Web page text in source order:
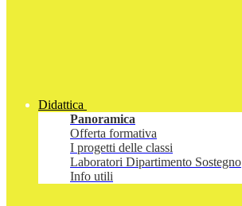
Didattica
Panoramica
Offerta formativa
I progetti delle classi
Laboratori Dipartimento Sostegno
Info utili